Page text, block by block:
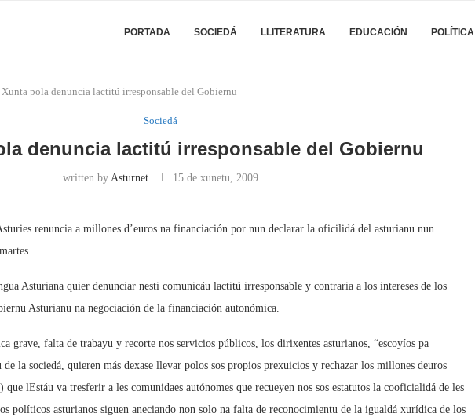
PORTADA SOCIEDÁ LLITERATURA EDUCACIÓN POLÍTICA
pola denuncia lactitú irresponsable del Gobiernu
Sociedá
denuncia lactitú irresponsable del Gobiernu
written byAsturnet 15 de xunetu, 2009
renuncia a millones d’euros na financiación por nun declarar la oficilidá del asturianu nun
Asturiana quier denunciar nesti comunicáu lactitú irresponsable y contraria a los intereses de los
Asturianu na negociación de la financiación autonómica.
grave, falta de trabayu y recorte nos servicios públicos, los dirixentes asturianos, “escoyíos pa
la sociedá, quieren más dexase llevar polos sos propios prexuicios y rechazar los millones deuros
lEstáu va tresferir a les comunidaes autónomes que recueyen nos sos estatutos la cooficialidá de les
políticos asturianos siguen aneciando non solo na falta de reconocimientu de la igualdá xurídica de los